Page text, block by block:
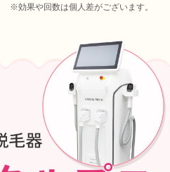
※効果や回数は個人差がございます。